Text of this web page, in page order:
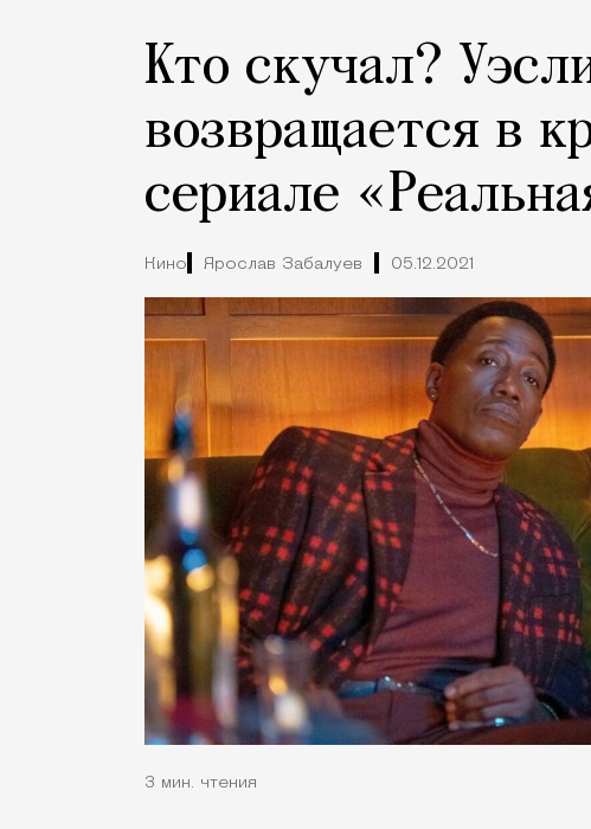
Кто скучал?
возвращается в
сериале
Кино Ярослав Забалуев 05.12.2021
3 мин. чтения